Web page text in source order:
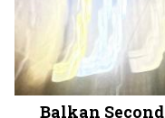
Balkan Second